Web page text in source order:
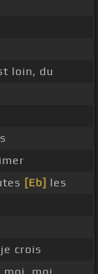
loin, du
[Eb] les
crois